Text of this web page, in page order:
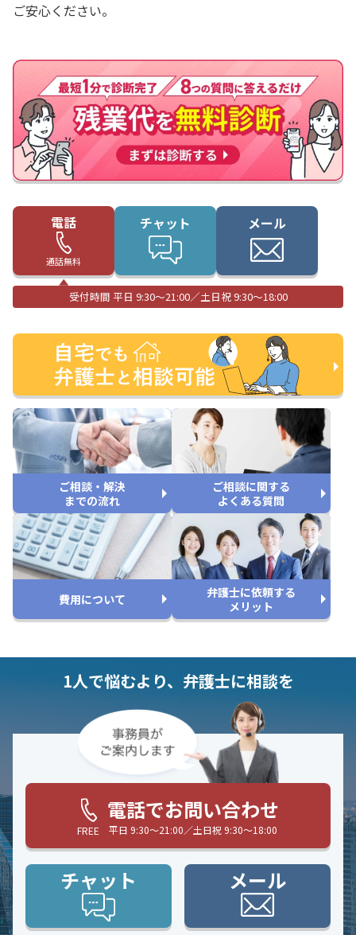
ご安心ください。
電話
通話無料
受付時間 平日 9:30〜21:00／土日祝 9:30〜18:00
チャット メール
ご相談・解決
までの流れ
ご相談に関する
よくある質問
費用について
弁護士に依頼する
メリット
1人で悩むより、弁護士に相談を
FREE
電話でお問い合わせ
平日 9:30〜21:00／土日祝 9:30〜18:00
チャット メール